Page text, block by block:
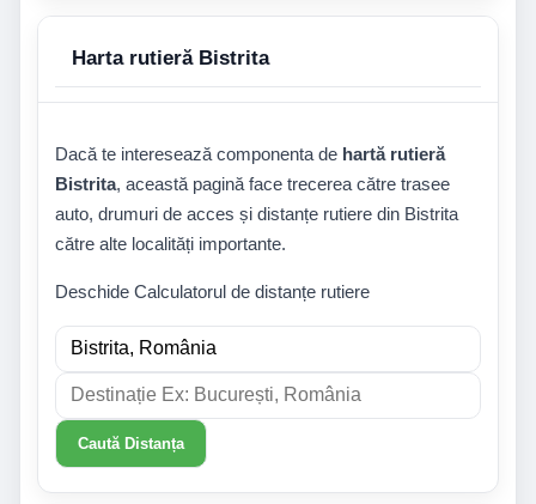
Harta rutieră Bistrita
Dacă te interesează componenta de hartă rutieră
Bistrita, această pagină face trecerea către trasee
auto, drumuri de acces și distanțe rutiere din Bistrita
către alte localități importante.
Deschide Calculatorul de distanțe rutiere
Caută Distanța